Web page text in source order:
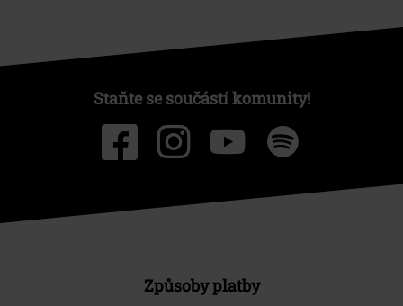
Staňte se součástí komunity!
Způsoby platby